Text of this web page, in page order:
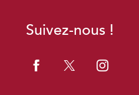
Suivez-nous !